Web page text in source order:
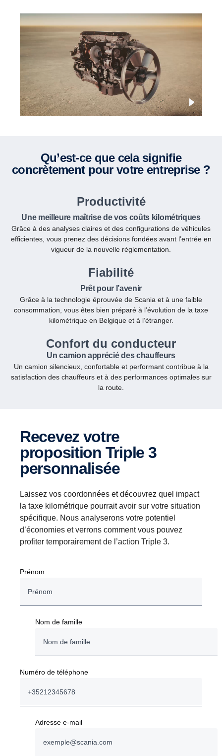
Qu’est-ce que cela signifie
concrètement pour votre entreprise ?
Productivité
Une meilleure maîtrise de vos coûts kilométriques
Grâce à des analyses claires et des configurations de véhicules
efficientes, vous prenez des décisions fondées avant l’entrée en
vigueur de la nouvelle réglementation.
Fiabilité
Prêt pour l’avenir
Grâce à la technologie éprouvée de Scania et à une faible
consommation, vous êtes bien préparé à l’évolution de la taxe
kilométrique en Belgique et à l’étranger.
Confort du conducteur
Un camion apprécié des chauffeurs
Un camion silencieux, confortable et performant contribue à la
satisfaction des chauffeurs et à des performances optimales sur
la route.
Recevez votre
proposition Triple 3
personnalisée
Laissez vos coordonnées et découvrez quel impact
la taxe kilométrique pourrait avoir sur votre situation
spécifique. Nous analyserons votre potentiel
d’économies et verrons comment vous pouvez
profiter temporairement de l’action Triple 3.
Prénom
Nom de famille
Numéro de téléphone
Adresse e-mail